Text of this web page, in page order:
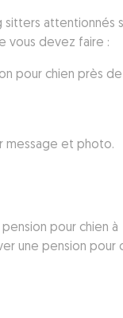
sitters attentionnés
vous devez faire :
pour chien près
message et photo.
pour chien à
une pension pour